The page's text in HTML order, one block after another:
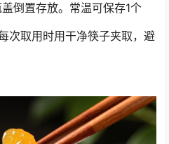
倒置存放。常温可保存1个
次取用时用干净筷子夹取，避